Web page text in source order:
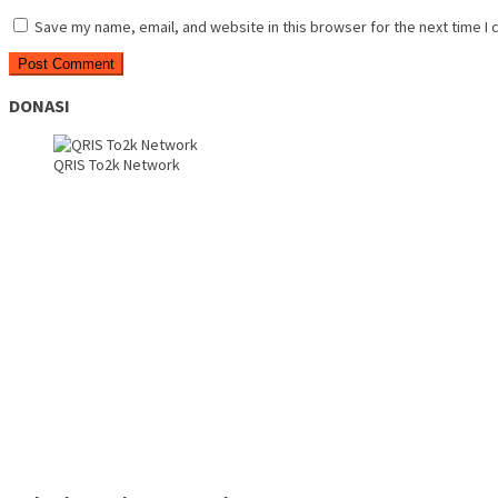
Save my name, email, and website in this browser for the next time I
DONASI
QRIS To2k Network